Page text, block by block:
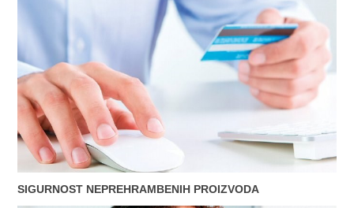
SIGURNOST NEPREHRAMBENIH PROIZVODA